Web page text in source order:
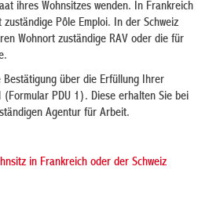
ihres Wohnsitzes wenden. In Frankreich
Pôle Emploi. In der Schweiz
Wohnort zuständige RAV oder die für
über die Erfüllung Ihrer
PDU 1). Diese erhalten Sie bei
Agentur für Arbeit.
in Frankreich oder der Schweiz